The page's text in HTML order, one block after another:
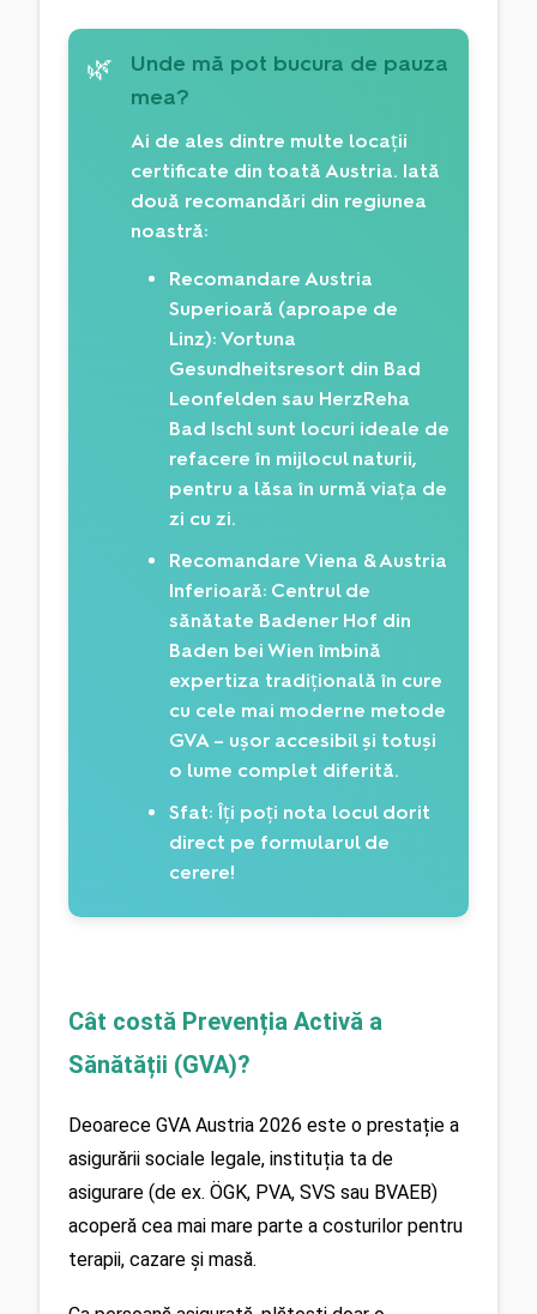
🌿
Unde mă pot bucura de pauza
mea?
Ai de ales dintre multe locații
certificate din toată Austria. Iată
două recomandări din regiunea
noastră:
Recomandare Austria
Superioară (aproape de
Linz): Vortuna
Gesundheitsresort din Bad
Leonfelden sau HerzReha
Bad Ischl sunt locuri ideale de
refacere în mijlocul naturii,
pentru a lăsa în urmă viața de
zi cu zi.
Recomandare Viena & Austria
Inferioară: Centrul de
sănătate Badener Hof din
Baden bei Wien îmbină
expertiza tradițională în cure
cu cele mai moderne metode
GVA – ușor accesibil și totuși
o lume complet diferită.
Sfat: Îți poți nota locul dorit
direct pe formularul de
cerere!
Cât costă Prevenția Activă a
Sănătății (GVA)?
Deoarece GVA Austria 2026 este o prestație a
asigurării sociale legale, instituția ta de
asigurare (de ex. ÖGK, PVA, SVS sau BVAEB)
acoperă cea mai mare parte a costurilor pentru
terapii, cazare și masă.